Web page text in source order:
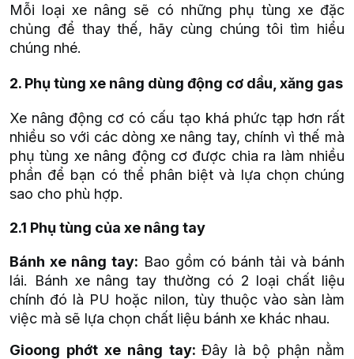
Mỗi loại xe nâng sẽ có những phụ tùng xe đặc
chủng để thay thế, hãy cùng chúng tôi tìm hiểu
chúng nhé.
2. Phụ tùng xe nâng dùng động cơ dầu, xăng gas
Xe nâng động cơ có cấu tạo khá phức tạp hơn rất
nhiều so với các dòng xe nâng tay, chính vì thế mà
phụ tùng xe nâng động cơ được chia ra làm nhiều
phần để bạn có thể phân biệt và lựa chọn chúng
sao cho phù hợp.
2.1 Phụ tùng của xe nâng tay
Bánh xe nâng tay: Bao gồm có bánh tải và bánh
lái. Bánh xe nâng tay thường có 2 loại chất liệu
chính đó là PU hoặc nilon, tùy thuộc vào sàn làm
việc mà sẽ lựa chọn chất liệu bánh xe khác nhau.
Gioong phớt xe nâng tay: Đây là bộ phận nằm